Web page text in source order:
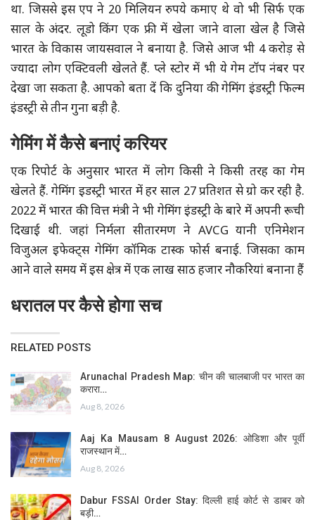
था. जिससे इस एप ने 20 मिलियन रुपये कमाए थे वो भी सिर्फ एक
साल के अंदर. लूडो किंग एक फ्री में खेला जाने वाला खेल है जिसे
भारत के विकास जायसवाल ने बनाया है. जिसे आज भी 4 करोड़ से
ज्यादा लोग एक्टिवली खेलते हैं. प्ले स्टोर में भी ये गेम टॉप नंबर पर
देखा जा सकता है. आपको बता दें कि दुनिया की गेमिंग इंडस्ट्री फिल्म
इंडस्ट्री से तीन गुना बड़ी है.
गेमिंग में कैसे बनाएं करियर
एक रिपोर्ट के अनुसार भारत में लोग किसी ने किसी तरह का गेम
खेलते हैं. गेमिंग इडस्ट्री भारत में हर साल 27 प्रतिशत से ग्रो कर रही है.
2022 में भारत की वित्त मंत्री ने भी गेमिंग इंडस्ट्री के बारे में अपनी रूची
दिखाई थी. जहां निर्मला सीतारमण ने AVCG यानी एनिमेशन
विजुअल इफेक्ट्स गेमिंग कॉमिक टास्क फोर्स बनाई. जिसका काम
आने वाले समय में इस क्षेत्र में एक लाख साठ हजार नौकरियां बनाना हैं
धरातल पर कैसे होगा सच
RELATED POSTS
Arunachal Pradesh Map: चीन की चालबाजी पर भारत का
करारा…
Aug 8, 2026
Aaj Ka Mausam 8 August 2026: ओडिशा और पूर्वी
राजस्थान में…
Aug 8, 2026
Dabur FSSAI Order Stay: दिल्ली हाई कोर्ट से डाबर को
बड़ी…